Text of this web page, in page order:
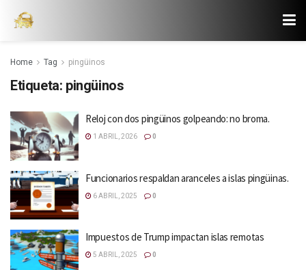
Home Tag pingüinos
Etiqueta: pingüinos
Reloj con dos pingüinos golpeando: no broma.
1 ABRIL, 2026 0
Funcionarios respaldan aranceles a islas pingüinas.
6 ABRIL, 2025 0
Impuestos de Trump impactan islas remotas
5 ABRIL, 2025 0